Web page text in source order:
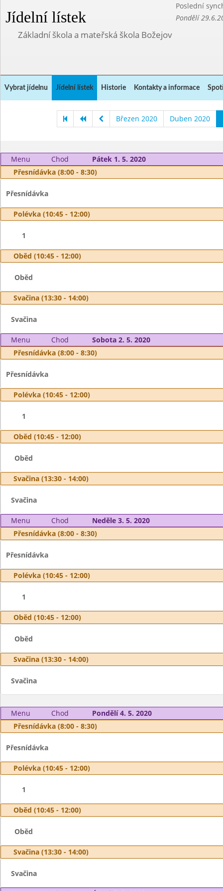
Jídelní lístek
Poslední
Pondělí
Základní škola a mateřská škola Božejov
Vybrat jídelnu Jídelní lístek Historie Kontakty a informace
Březen 2020 Duben 2020
Menu Chod
Pátek 1. 5. 2020
Přesnídávka (8:00 - 8:30)
Přesnídávka
Polévka (10:45 - 12:00)
1
Oběd (10:45 - 12:00)
Oběd
Svačina (13:30 - 14:00)
Svačina
Menu Chod
Sobota 2. 5. 2020
Přesnídávka (8:00 - 8:30)
Přesnídávka
Polévka (10:45 - 12:00)
1
Oběd (10:45 - 12:00)
Oběd
Svačina (13:30 - 14:00)
Svačina
Menu Chod
Neděle 3. 5. 2020
Přesnídávka (8:00 - 8:30)
Přesnídávka
Polévka (10:45 - 12:00)
1
Oběd (10:45 - 12:00)
Oběd
Svačina (13:30 - 14:00)
Svačina
Menu Chod
Pondělí 4. 5. 2020
Přesnídávka (8:00 - 8:30)
Přesnídávka
Polévka (10:45 - 12:00)
1
Oběd (10:45 - 12:00)
Oběd
Svačina (13:30 - 14:00)
Svačina